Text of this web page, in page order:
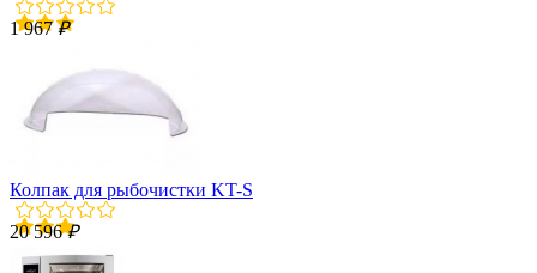
1 967₽
Колпак для рыбочистки KT-S
20 596₽